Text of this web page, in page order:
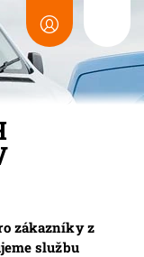
zákazníky z
službu